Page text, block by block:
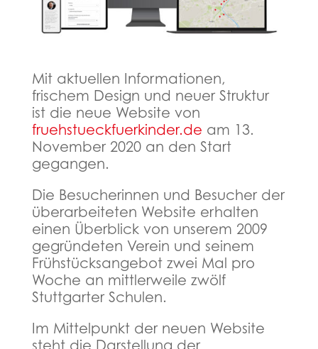
Mit aktuellen Informationen,
frischem Design und neuer Struktur
ist die neue Website von
fruehstueckfuerkinder.de am 13.
November 2020 an den Start
gegangen.
Die Besucherinnen und Besucher der
überarbeiteten Website erhalten
einen Überblick von unserem 2009
gegründeten Verein und seinem
Frühstücksangebot zwei Mal pro
Woche an mittlerweile zwölf
Stuttgarter Schulen.
Im Mittelpunkt der neuen Website